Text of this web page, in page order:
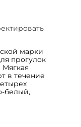
марки
прогулок
в течение
белый,